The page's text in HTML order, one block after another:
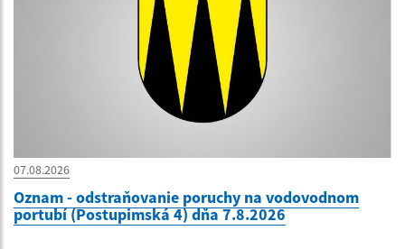
07.08.2026
Oznam - odstraňovanie poruchy na vodovodnom
portubí (Postupimská 4) dňa 7.8.2026